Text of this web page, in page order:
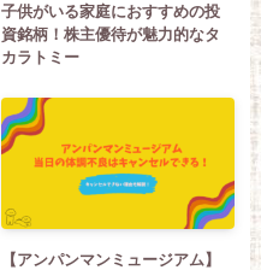
子供がいる家庭におすすめの投
資銘柄！株主優待が魅力的なタ
カラトミー
【アンパンマンミュージアム】